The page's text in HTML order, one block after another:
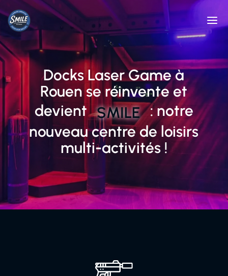
Docks Laser Game à
Rouen se réinvente et
devient SMILE : notre
nouveau centre de loisirs
multi-activités !